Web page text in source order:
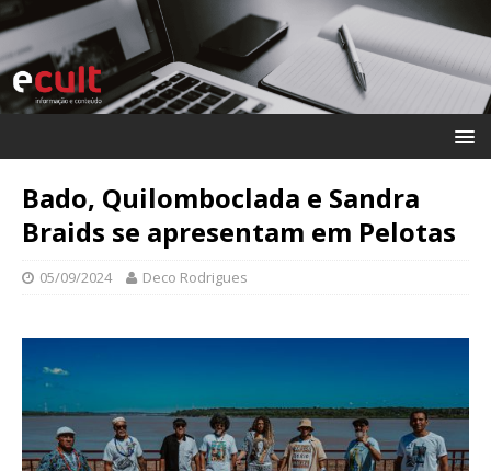
Bado, Quilomboclada e Sandra
Braids se apresentam em Pelotas
05/09/2024 Deco Rodrigues